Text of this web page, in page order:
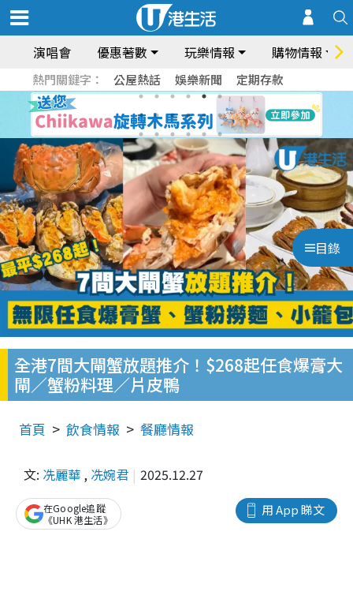
演唱會 優惠著數 玩樂情報 購物情報
熱門關鍵字： 公屋熱話 娛樂新聞 定期存款
目錄
全港7間大閘蟹放題推介！$268起任食爆膏大
閘／蟹粉料理／片皮鴨
首頁 飲食情報 餐廳情報
文: 冼麗華 , 冼婉君 2025.12.27
用 App 睇文
在Google追蹤
《UHK 港生活》